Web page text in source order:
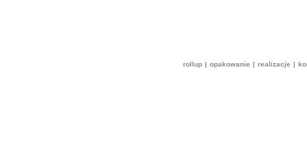
rollup | opakowanie | realizacje |